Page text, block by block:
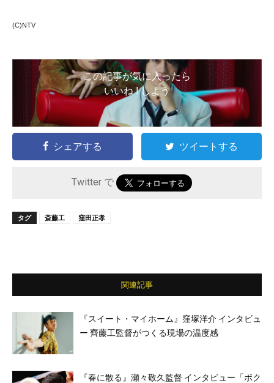
(C)NTV
この記事が気に入ったら
いいね ! しよう
シェアする ツイートする
Twitter で
タグ 斎藤工 窪田正孝
関連記事
『スイート・マイホーム』窪塚洋介 インタビュ
ー 齊藤工監督がつくる現場の温度感
『春に散る』瀬々敬久監督 インタビュー「ボク